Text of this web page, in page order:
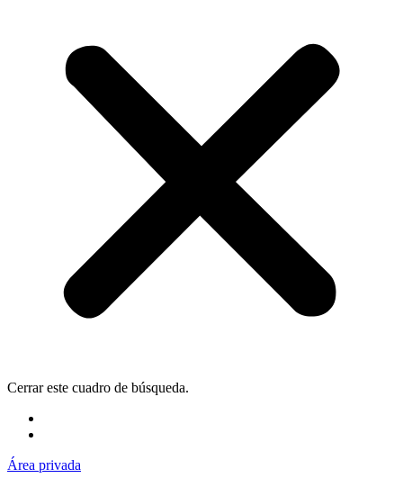
Cerrar este cuadro de búsqueda.
Área privada